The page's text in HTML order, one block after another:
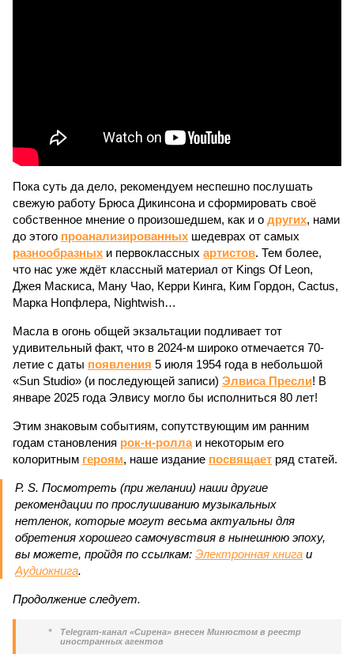
Пока суть да дело, рекомендуем неспешно послушать
свежую работу Брюса Дикинсона и сформировать своё
собственное мнение о произошедшем, как и о других, нами
до этого проанализированных шедеврах от самых
разнообразных и первоклассных артистов. Тем более,
что нас уже ждёт классный материал от Kings Of Leon,
Джея Маскиса, Ману Чао, Керри Кинга, Ким Гордон, Cactus,
Марка Нопфлера, Nightwish…
Масла в огонь общей экзальтации подливает тот
удивительный факт, что в 2024-м широко отмечается 70-
летие с даты появления 5 июля 1954 года в небольшой
«Sun Studio» (и последующей записи) Элвиса Пресли! В
январе 2025 года Элвису могло бы исполниться 80 лет!
Этим знаковым событиям, сопутствующим им ранним
годам становления рок-н-роллаи некоторым его
колоритным героям, наше издание посвящает ряд статей.
P. S. Посмотреть (при желании) наши другие
рекомендации по прослушиванию музыкальных
нетленок, которые могут весьма актуальны для
обретения хорошего самочувствия в нынешнюю эпоху,
вы можете, пройдя по ссылкам: Электронная книга и
Аудиокнига.
Продолжение следует.
*
Telegram-канал «Сирена» внесен Минюстом в реестр
иностранных агентов